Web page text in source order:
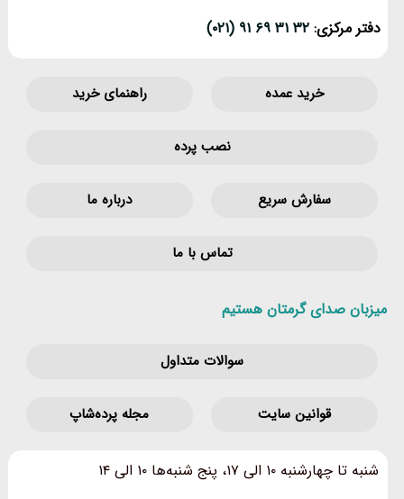
دفتر مرکزی: ۳۲ ۳۱ ۶۹ ۹۱ (۰۲۱)
خرید عمده راهنمای خرید
نصب پرده
سفارش سریع درباره ما
تماس با ما
میزبان صدای گرمتان هستیم
سوالات متداول
قوانین‌ سایت مجله پرده‌شاپ
شنبه تا چهارشنبه ۱۰ الی ۱۷، پنج شنبه‌ها ۱۰ الی ۱۴